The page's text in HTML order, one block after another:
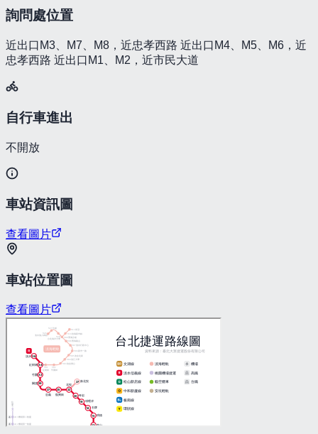
詢問處位置
近出口M3、M7、M8，近忠孝西路 近出口M4、M5、M6，近
忠孝西路 近出口M1、M2，近市民大道
自行車進出
不開放
車站資訊圖
查看圖片
車站位置圖
查看圖片